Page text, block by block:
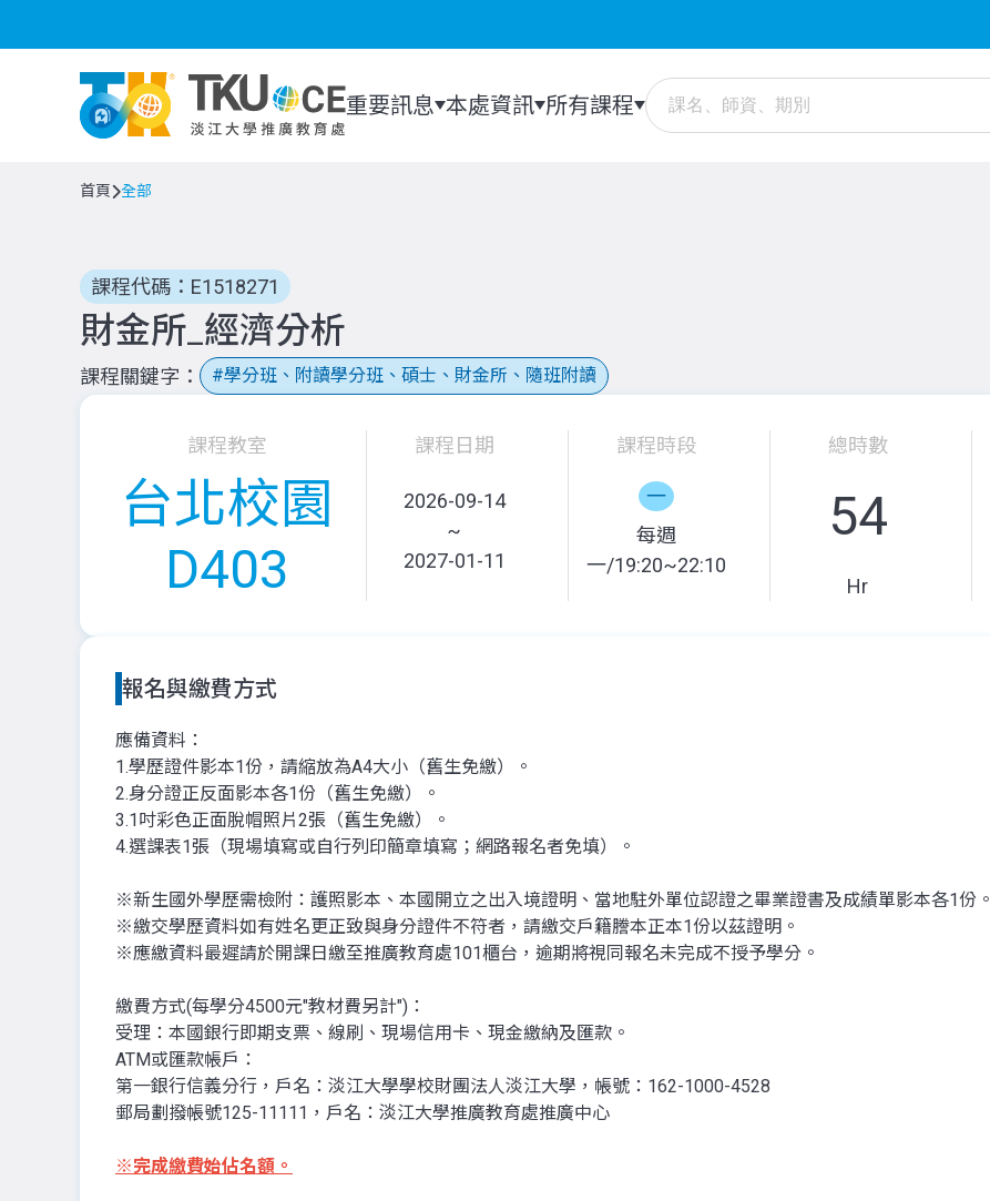
重要訊息 本處資訊 所有課程
首頁 全部
課程代碼：E1518271
財金所_經濟分析
課程關鍵字 學分班、附讀學分班、碩士、財金所、隨班附讀
課程教室
台北校園
D403
課程日期
2026-09-14
~
2027-01-11
課程時段
一
每週
一/19:20~22:10
總時數
54
Hr
報名與繳費方式
應備資料：
1.學歷證件影本1份，請縮放為A4大小（舊生免繳）。
2.身分證正反面影本各1份（舊生免繳）。
3.1吋彩色正面脫帽照片2張（舊生免繳）。
4.選課表1張（現場填寫或自行列印簡章填寫；網路報名者免填）。
※新生國外學歷需檢附：護照影本、本國開立之出入境證明、當地駐外單位認證之畢業證書及成績單影本各1份。
※繳交學歷資料如有姓名更正致與身分證件不符者，請繳交戶籍謄本正本1份以茲證明。
※應繳資料最遲請於開課日繳至推廣教育處101櫃台，逾期將視同報名未完成不授予學分。
繳費方式(每學分4500元"教材費另計")：
受理：本國銀行即期支票、線刷、現場信用卡、現金繳納及匯款。
ATM或匯款帳戶：
第一銀行信義分行，戶名：淡江大學學校財團法人淡江大學，帳號：162-1000-4528
郵局劃撥帳號125-11111，戶名：淡江大學推廣教育處推廣中心
※完成繳費始佔名額。